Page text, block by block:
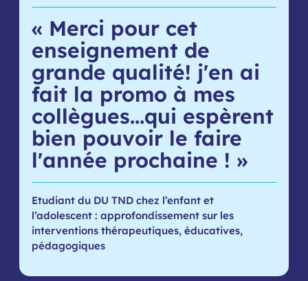
« Merci pour cet
enseignement de
grande qualité! j'en ai
fait la promo à mes
collègues...qui espèrent
bien pouvoir le faire
l'année prochaine ! »
Etudiant du DU TND chez l’enfant et
l’adolescent : approfondissement sur les
interventions thérapeutiques, éducatives,
pédagogiques